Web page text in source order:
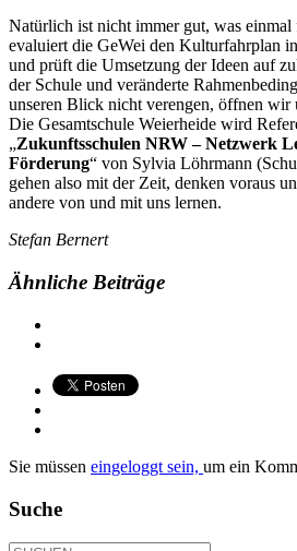
Natürlich ist nicht immer gut, was
evaluiert die GeWei den Kulturfahrplan
und prüft die Umsetzung der Ideen auf
der Schule und veränderte
unseren Blick nicht verengen, öffnen wir
Die Gesamtschule Weierheide wird
„Zukunftsschulen NRW – Netzwerk
Förderung“ von Sylvia Löhrmann
gehen also mit der Zeit, denken voraus
andere von und mit uns lernen.
Stefan Bernert
Ähnliche Beiträge
Sie müssen eingeloggt sein, um ein
Suche